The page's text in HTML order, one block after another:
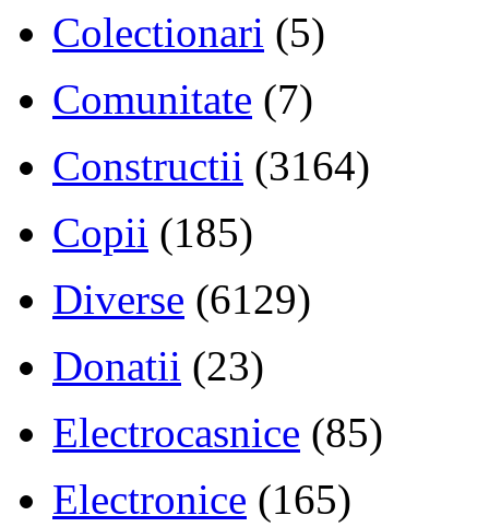
Colectionari (5)
Comunitate (7)
Constructii (3164)
Copii (185)
Diverse (6129)
Donatii (23)
Electrocasnice (85)
Electronice (165)